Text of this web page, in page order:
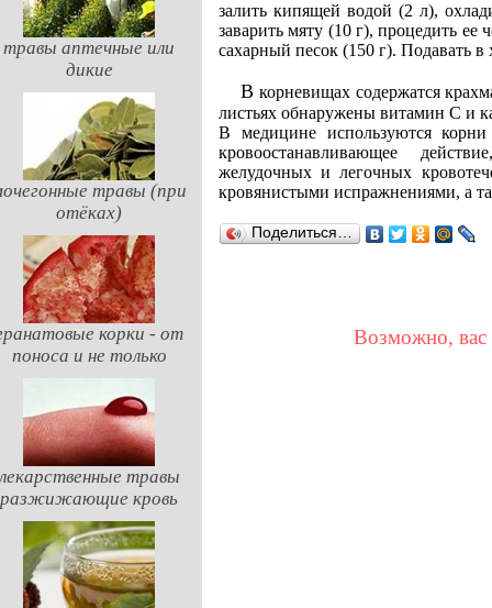
травы аптечные или
дикие
травы (при
отёках)
корки - от
поноса и не только
травы
разжижающие кровь
залить кипящей водой (2 л),
заварить мяту (10 г), процедить ее
сахарный песок (150 г). Подавать
В корневищах содержатся крахмал, дубильные вещества сапонины, эфирное масло. В
листьях обнаружены витамин С и
В медицине используются
кровоостанавливающее
желудочных и легочных
кровянистыми испражнениями, а
Поделиться…
Возможно, вас